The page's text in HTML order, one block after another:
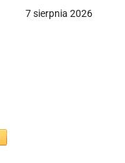
7 sierpnia 2026